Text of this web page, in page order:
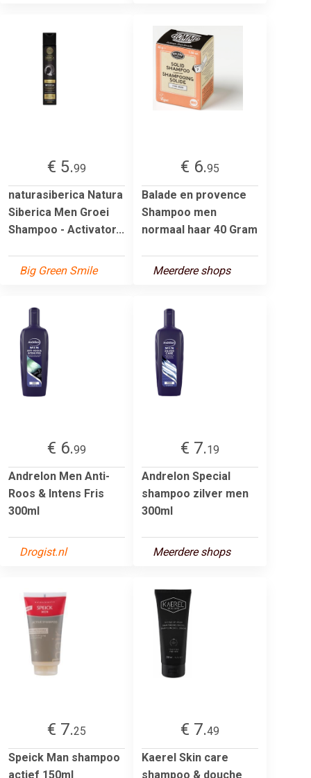
€ 5.99
naturasiberica Natura
Siberica Men Groei
Shampoo - Activator...
Big Green Smile
€ 6.95
Balade en provence
Shampoo men
normaal haar 40 Gram
Meerdere shops
€ 6.99
Andrelon Men Anti-
Roos & Intens Fris
300ml
Drogist.nl
€ 7.19
Andrelon Special
shampoo zilver men
300ml
Meerdere shops
€ 7.25
Speick Man shampoo
actief 150ml
€ 7.49
Kaerel Skin care
shampoo & douche